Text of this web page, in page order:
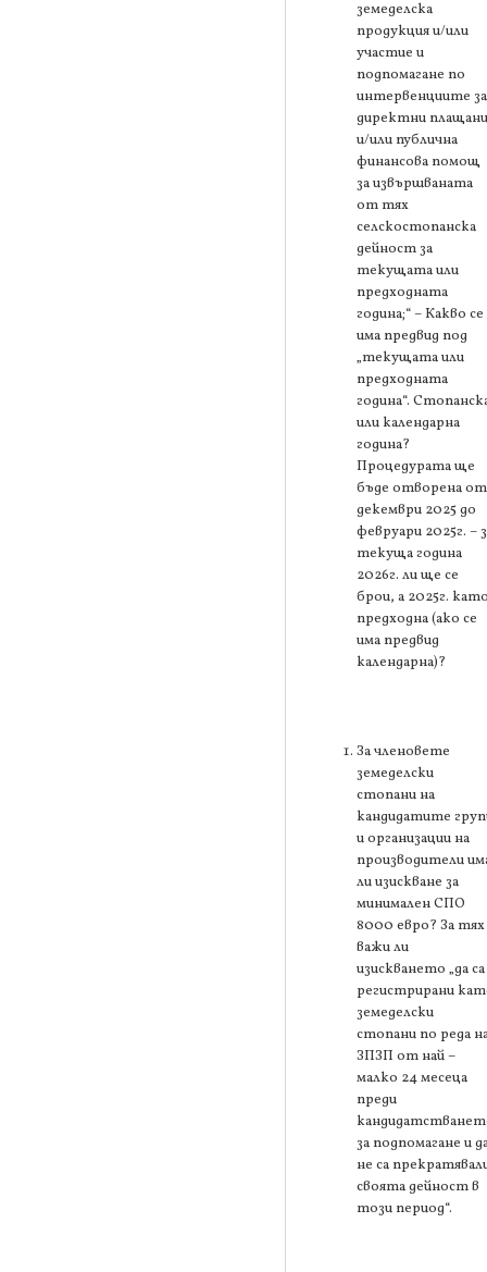
земеделска
продукция и/или
участие и
подпомагане по
интервенциите за
директни
и/или публична
финансова помощ
за извършваната
от тях
селскостопанска
дейност за
текущата или
предходната
година;“ – Какво се
има предвид под
„текущата или
предходната
година“.
или календарна
година?
Процедурата ще
бъде отворена от
декември 2025 до
февруари 2025г. –
текуща година
2026г. ли ще се
брои, а 2025г.
предходна (ако се
има предвид
календарна)?
За членовете
земеделски
стопани на
кандидатите
и организации на
производители
ли изискване за
минимален СПО
8000 евро? За тях
важи ли
изискването „да са
регистрирани
земеделски
стопани по реда
ЗПЗП от най –
малко 24 месеца
преди
за подпомагане и
не са
своята дейност в
този период“.